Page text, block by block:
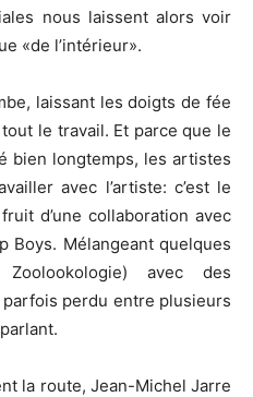
nous laissent alors voir
«de l’intérieur».
laissant les doigts de fée
le travail. Et parce que le
bien longtemps, les artistes
avec l’artiste: c’est le
d’une collaboration avec
Boys. Mélangeant quelques
avec des
perdu entre plusieurs
la route, Jean-Michel Jarre